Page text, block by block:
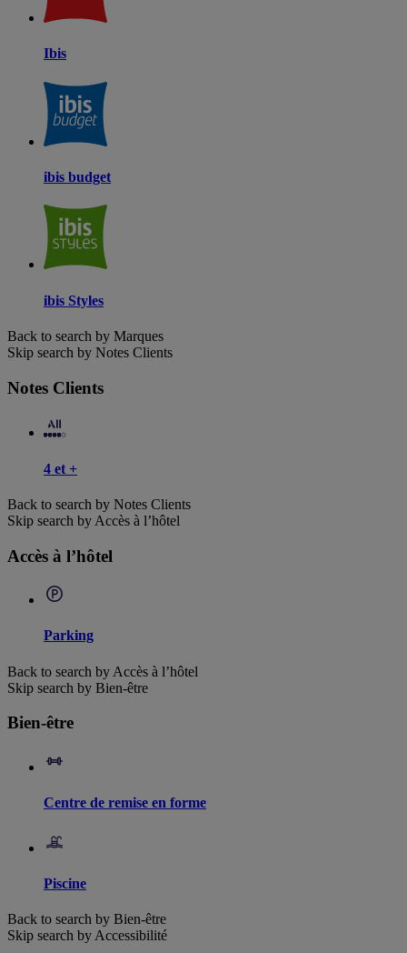
Ibis
ibis budget
ibis Styles
Back to search by Marques
Skip search by Notes Clients
Notes Clients
4 et +
Back to search by Notes Clients
Skip search by Accès à l’hôtel
Accès à l’hôtel
Parking
Back to search by Accès à l’hôtel
Skip search by Bien-être
Bien-être
Centre de remise en forme
Piscine
Back to search by Bien-être
Skip search by Accessibilité